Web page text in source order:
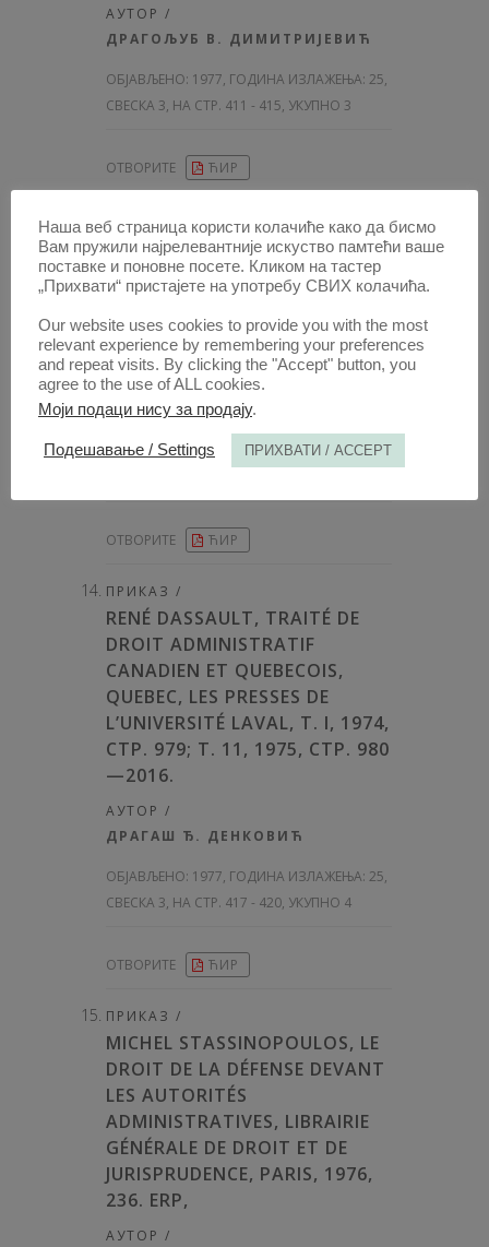
АУТОР /
ДРАГОЉУБ В. ДИМИТРИЈЕВИЋ
ОБЈАВЉЕНО: 1977, ГОДИНА ИЗЛАЖЕЊА: 25,
СВЕСКА 3, НА СТР. 411 - 415, УКУПНО 3
ОТВОРИТЕ ЋИР
ПРИКАЗ /
GÜNTER BAUER-. MODERNE
VERBRECHENSBEKÄMPFUNG,
BAND 3. VERLAG GEORG
SCHMIDT-RÖMHILD, LÜBECK,
1977.
АУТОР /
ДРАГОЉУБ В. ДИМИТРИЈЕВИЋ
ОБЈАВЉЕНО:1977, ГОДИНА ИЗЛАЖЕЊА: 25,
ОТВОРИТЕ ЋИР
ПРИКАЗ /
RENÉ DASSAULT, TRAITÉ DE
DROIT ADMINISTRATIF
CANADIEN ET QUEBECOIS,
QUEBEC, LES PRESSES DE
L’UNIVERSITÉ LAVAL, T. I, 1974,
CТP. 979; T. 11, 1975, СТР. 980
—2016.
АУТОР /
ДРАГАШ Ђ. ДЕНКОВИЋ
ОБЈАВЉЕНО: 1977, ГОДИНА ИЗЛАЖЕЊА: 25,
СВЕСКА 3, НА СТР. 417 - 420, УКУПНО 4
ОТВОРИТЕ ЋИР
ПРИКАЗ /
MICHEL STASSINOPOULOS, LE
DROIT DE LA DÉFENSE DEVANT
LES AUTORITÉS
ADMINISTRATIVES, LIBRAIRIE
GÉNÉRALE DE DROIT ET DE
JURISPRUDENCE, PARIS, 1976,
236. ERP,
АУТОР /
Наша веб страница користи колачиће како да бисмо
Вам пружили најрелевантније искуство памтећи ваше
поставке и поновне посете. Кликом на тастер
„Прихвати“ пристајете на употребу СВИХ колачића.
Our website uses cookies to provide you with the most
relevant experience by remembering your preferences
and repeat visits. By clicking the "Accept" button, you
agree to the use of ALL cookies.
Моји подаци нису за продају.
Подешавање / Settings ПРИХВАТИ / ACCEPT